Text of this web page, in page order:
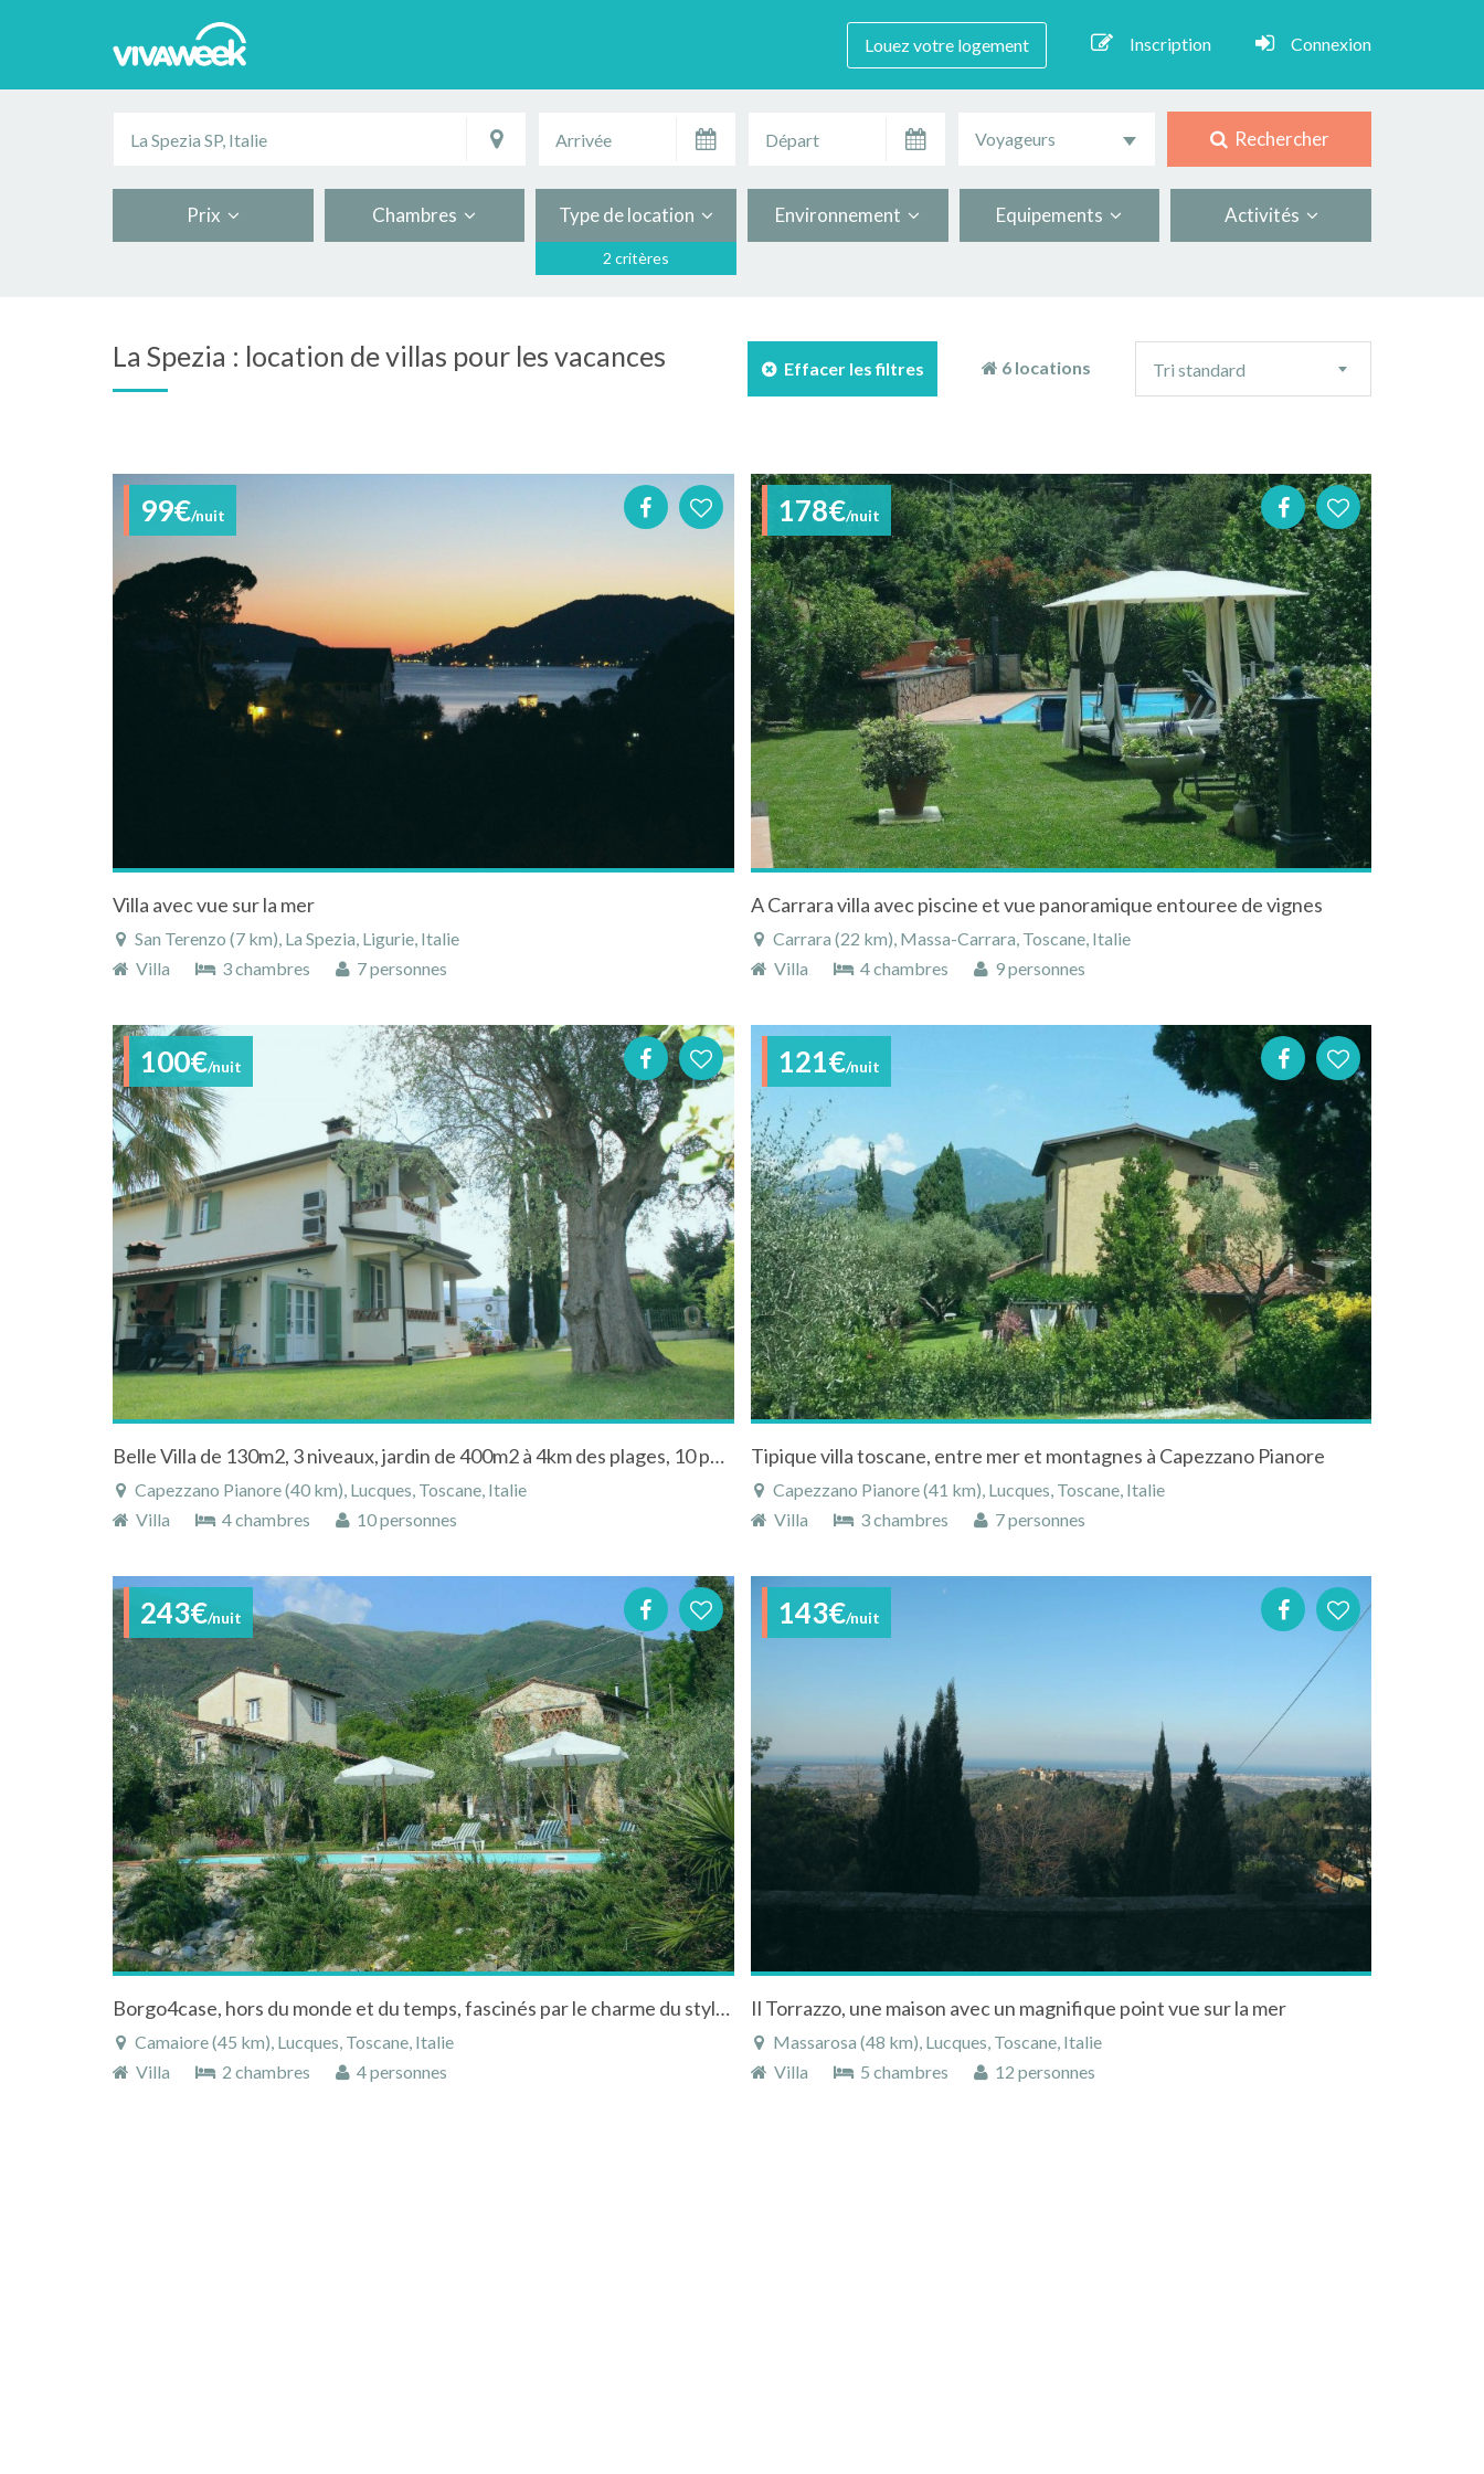
Louez votre logement Inscription Connexion
Voyageurs Rechercher
Prix Chambres Type de location
2 critères
Environnement Equipements Activités
La Spezia : location de villas pour les vacances Effacer les filtres 6 locations
tri
Tri standard
99€/nuit
Villa avec vue sur la mer
San Terenzo (7 km), La Spezia, Ligurie, Italie
Villa
3 chambres 7 personnes
178€/nuit
A Carrara villa avec piscine et vue panoramique entouree de vignes
Carrara (22 km), Massa-Carrara, Toscane, Italie
Villa
4 chambres 9 personnes
100€/nuit
Belle Villa de 130m2, 3 niveaux, jardin de 400m2 à 4km des plages, 10 personnes
Capezzano Pianore (40 km), Lucques, Toscane, Italie
Villa
4 chambres 10 personnes
121€/nuit
Tipique villa toscane, entre mer et montagnes à Capezzano Pianore
Capezzano Pianore (41 km), Lucques, Toscane, Italie
Villa
3 chambres 7 personnes
243€/nuit
Borgo4case, hors du monde et du temps, fascinés par le charme du style toscan
Camaiore (45 km), Lucques, Toscane, Italie
Villa
2 chambres 4 personnes
143€/nuit
Il Torrazzo, une maison avec un magnifique point vue sur la mer
Massarosa (48 km), Lucques, Toscane, Italie
Villa
5 chambres 12 personnes